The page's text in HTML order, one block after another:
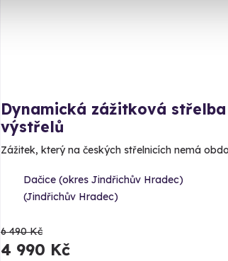
Dynamická zážitková střelba
výstřelů
Zážitek, který na českých střelnicích nemá
Dačice (okres Jindřichův Hradec)
(Jindřichův Hradec)
6 490 Kč
4 990 Kč